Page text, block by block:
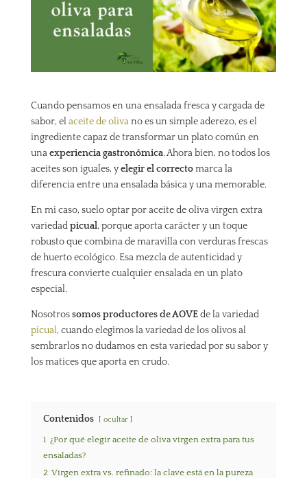
Cuando pensamos en una ensalada fresca y cargada de
sabor, elaceite de olivano es un simple aderezo, es el
ingrediente capaz de transformar un plato común en
unaexperiencia gastronómica. Ahora bien, no todos los
aceites son iguales, yelegir el correctomarca la
diferencia entre una ensalada básica y una memorable.
En mi caso, suelo optar por aceite de oliva virgen extra
variedadpicual, porque aporta carácter y un toque
robusto que combina de maravilla con verduras frescas
de huerto ecológico. Esa mezcla de autenticidad y
frescura convierte cualquier ensalada en un plato
especial.
Nosotrossomos productores de AOVEde la variedad
picual, cuando elegimos la variedad de los olivos al
sembrarlos no dudamos en esta variedad por su sabor y
los matices que aporta en crudo.
Contenidos ocultar
1 ¿Por qué elegir aceite de oliva virgen extra para tus
ensaladas?
2 Virgen extra vs. refinado: la clave está en la pureza